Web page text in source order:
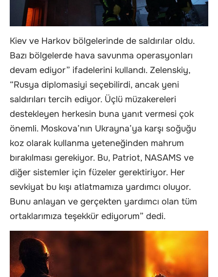
Kiev ve Harkov bölgelerinde de saldırılar oldu.
Bazı bölgelerde hava savunma operasyonları
devam ediyor” ifadelerini kullandı. Zelenskiy,
“Rusya diplomasiyi seçebilirdi, ancak yeni
saldırıları tercih ediyor. Üçlü müzakereleri
destekleyen herkesin buna yanıt vermesi çok
önemli. Moskova’nın Ukrayna’ya karşı soğuğu
koz olarak kullanma yeteneğinden mahrum
bırakılması gerekiyor. Bu, Patriot, NASAMS ve
diğer sistemler için füzeler gerektiriyor. Her
sevkiyat bu kışı atlatmamıza yardımcı oluyor.
Bunu anlayan ve gerçekten yardımcı olan tüm
ortaklarımıza teşekkür ediyorum” dedi.